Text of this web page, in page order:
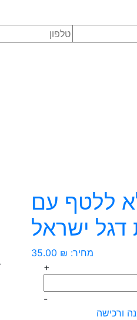
ללטף עם
ישראל
מחיר: 35.00 ₪
+
-
ורכישה